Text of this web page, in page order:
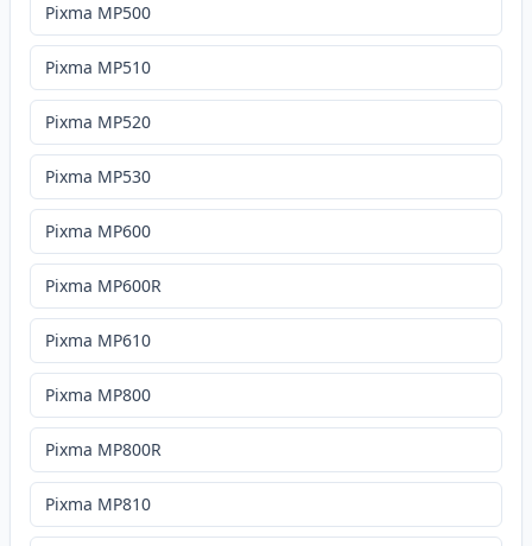
Pixma MP500
Pixma MP510
Pixma MP520
Pixma MP530
Pixma MP600
Pixma MP600R
Pixma MP610
Pixma MP800
Pixma MP800R
Pixma MP810